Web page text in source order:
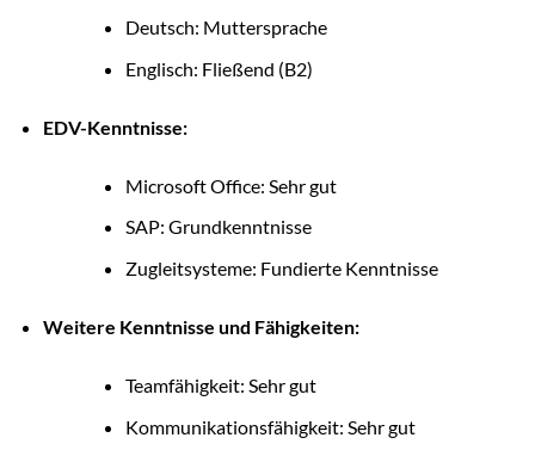
Deutsch: Muttersprache
Englisch: Fließend (B2)
EDV-Kenntnisse:
Microsoft Office: Sehr gut
SAP: Grundkenntnisse
Zugleitsysteme: Fundierte Kenntnisse
Weitere Kenntnisse und Fähigkeiten:
Teamfähigkeit: Sehr gut
Kommunikationsfähigkeit: Sehr gut